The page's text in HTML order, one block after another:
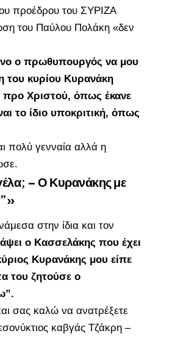
προέδρου του ΣΥΡΙΖΑ
του Παύλου Πολάκη «δεν
ο πρωθυπουργός να μου
του κυρίου Κυρανάκη
προ Χριστού, όπως έκανε
το ίδιο υποκριτική, όπως
πολύ γενναία αλλά η
– Ο Κυρανάκης με
στην ίδια και τον
ο Κασσελάκης που έχει
Κυρανάκης μου είπε
του ζητούσε ο
σας καλώ να ανατρέξετε
καβγάς Τζάκρη –